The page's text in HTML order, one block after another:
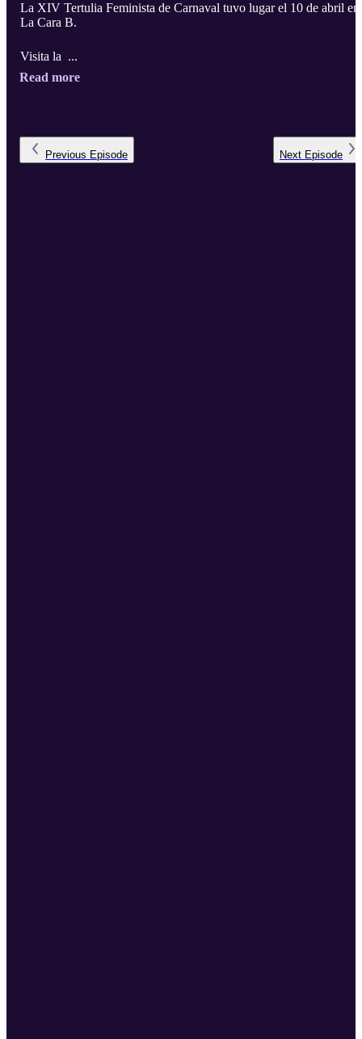
La XIV Tertulia Feminista de Carnaval tuvo lugar el 10 de abril en
La Cara B.
Visita la ...
Read more
Previous Episode Next Episode